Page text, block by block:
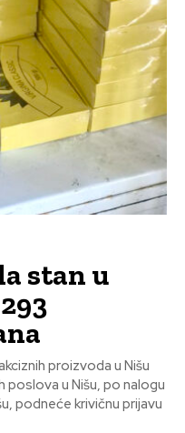
stan u
proizvoda u Nišu
poslova u Nišu, po nalogu
podneće krivičnu prijavu